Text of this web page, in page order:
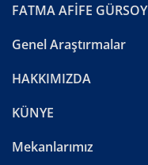
FATMA AFİFE GÜRSOY
Genel Araştırmalar
HAKKIMIZDA
KÜNYE
Mekanlarımız